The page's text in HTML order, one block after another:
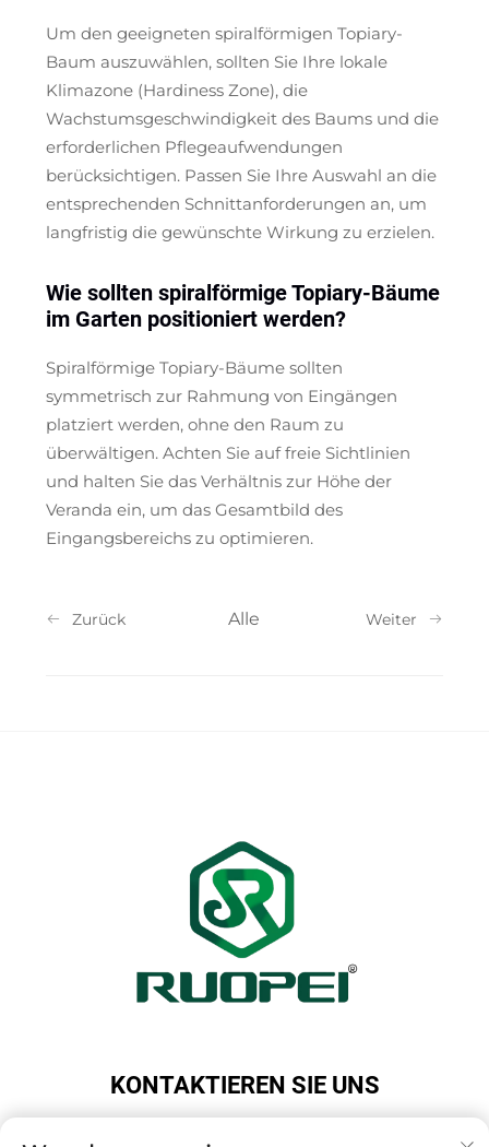
Um den geeigneten spiralförmigen Topiary-
Baum auszuwählen, sollten Sie Ihre lokale
Klimazone (Hardiness Zone), die
Wachstumsgeschwindigkeit des Baums und die
erforderlichen Pflegeaufwendungen
berücksichtigen. Passen Sie Ihre Auswahl an die
entsprechenden Schnittanforderungen an, um
langfristig die gewünschte Wirkung zu erzielen.
Wie sollten spiralförmige Topiary-Bäume
im Garten positioniert werden?
Spiralförmige Topiary-Bäume sollten
symmetrisch zur Rahmung von Eingängen
platziert werden, ohne den Raum zu
überwältigen. Achten Sie auf freie Sichtlinien
und halten Sie das Verhältnis zur Höhe der
Veranda ein, um das Gesamtbild des
Eingangsbereichs zu optimieren.
Zurück Alle Weiter
KONTAKTIEREN SIE UNS